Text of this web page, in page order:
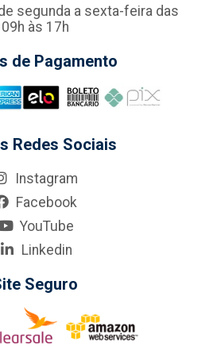
segunda a sexta-feira das
09h às 17h
de Pagamento
Redes Sociais
Instagram
Facebook
YouTube
Linkedin
Seguro